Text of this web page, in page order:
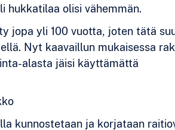
hukkatilaa olisi vähemmän.
jopa yli 100 vuotta, joten tätä
Nyt kaavaillun mukaisessa
alasta jäisi käyttämättä
kunnostetaan ja korjataan